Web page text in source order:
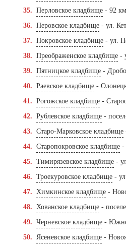
Перловское кладбище - 92
Перовское кладбище - ул.
Покровское кладбище - ул.
Преображенское кладбище -
Пятницкое кладбище -
Раевское кладбище -
Рогожское кладбище -
Рублевское кладбище -
Старо-Марковское кладбище
Старопокровское кладбище -
Тимирязевское кладбище -
Троекуровское кладбище -
Химкинское кладбище -
Хованское кладбище -
Черневское кладбище -
Ясеневское кладбище -